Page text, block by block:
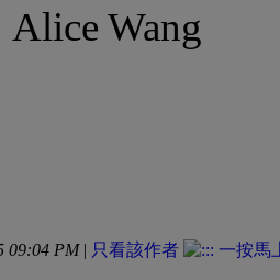
Wang
09:04 PM| 只看該作者